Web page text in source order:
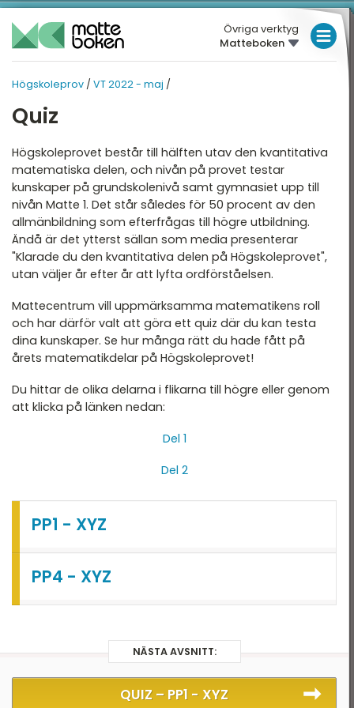
Övriga verktyg
Matteboken
Högskoleprov / VT 2022 - maj /
Quiz
Högskoleprovet består till hälften utav den kvantitativa
matematiska delen, och nivån på provet testar
kunskaper på grundskolenivå samt gymnasiet upp till
nivån Matte 1. Det står således för 50 procent av den
allmänbildning som efterfrågas till högre utbildning.
Ändå är det ytterst sällan som media presenterar
"Klarade du den kvantitativa delen på Högskoleprovet",
utan väljer år efter år att lyfta ordförståelsen.
Mattecentrum vill uppmärksamma matematikens roll
och har därför valt att göra ett quiz där du kan testa
dina kunskaper. Se hur många rätt du hade fått på
årets matematikdelar på Högskoleprovet!
Du hittar de olika delarna i flikarna till högre eller genom
att klicka på länken nedan:
Del 1
Del 2
PP1 - XYZ
PP4 - XYZ
NÄSTA AVSNITT:
QUIZ – PP1 - XYZ
LÅGSTADIET
GYMNASIET
HÖGSKOLEPROV
Översikt
2026
2025
2025
2024
2024
2023
2023
2022
2022 - maj
Översikt
Quiz
Provpass 1
Provpass 4
2022 - mars
2018
2017
DIGITALA VERKTYG
MATTE PÅ LÄTT SV